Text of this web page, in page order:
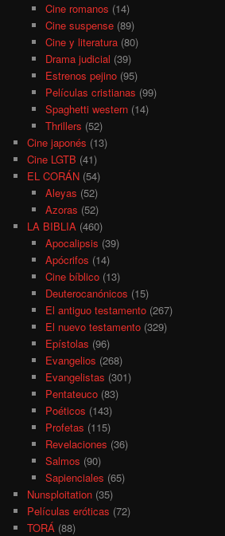
Cine romanos (14)
Cine suspense(89)
Cine y literatura(80)
Drama judicial (39)
Estrenos pejino(95)
Películas cristianas (99)
Spaghetti western(14)
Thrillers (52)
Cine japonés (13)
Cine LGTB (41)
EL CORÁN (54)
Aleyas (52)
Azoras (52)
LA BIBLIA (460)
Apocalipsis (39)
Apócrifos (14)
Cine bíblico(13)
Deuterocanónicos (15)
El antiguo testamento(267)
El nuevo testamento(329)
Epístolas (96)
Evangelios (268)
Evangelistas (301)
Pentateuco(83)
Poéticos (143)
Profetas (115)
Revelaciones (36)
Salmos (90)
Sapienciales (65)
Nunsploitation (35)
Películas eróticas (72)
TORÁ (88)